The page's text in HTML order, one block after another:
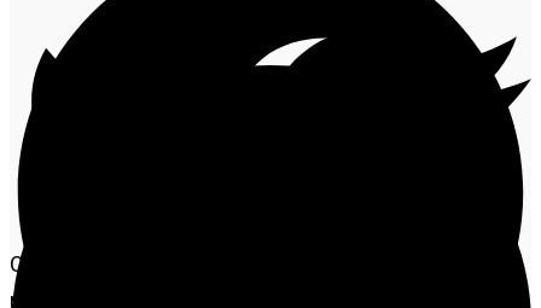
O padre Luciano Braga Simplício, que ganhou
repercussão nacional em outubro de 2025, após ser